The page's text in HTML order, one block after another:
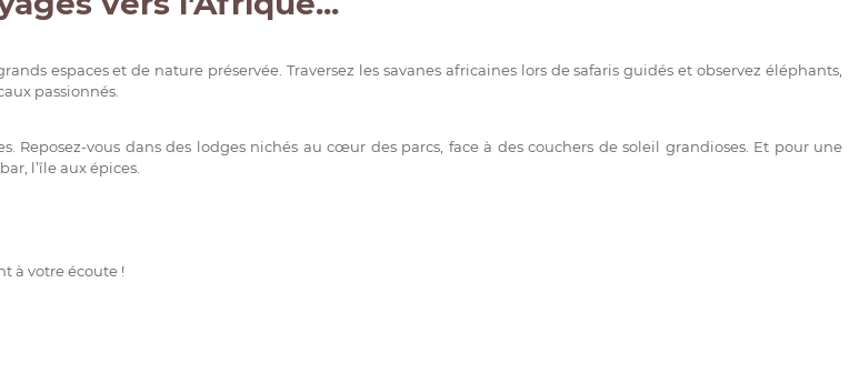
espaces et de nature préservée. Traversez les savanes africaines lors de safaris guidés et observez éléphants,
passionnés.
vous dans des lodges nichés au cœur des parcs, face à des couchers de soleil grandioses. Et pour une
l’île aux épices.
à votre écoute !